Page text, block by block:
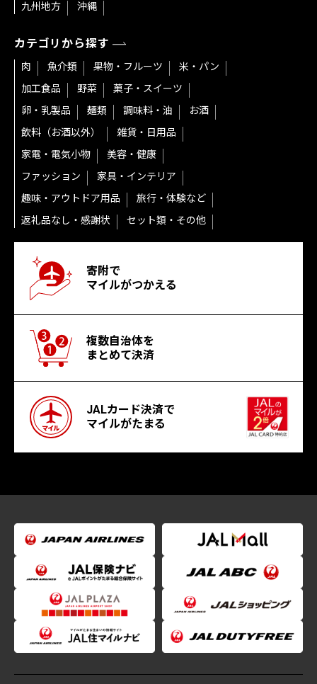
九州地方
沖縄
カテゴリから探す
肉 魚介類 果物・フルーツ
米・パン
加工食品
野菜
菓子・スイーツ
卵・乳製品
麺類 調味料・油
お酒
飲料（お酒以外）
雑貨・日用品
家電・電気小物
美容・健康
ファッション
家具・インテリア
趣味・アウトドア用品
旅行・体験など
返礼品なし・感謝状
セット類・その他
寄附で
マイルがつかえる
複数自治体を
まとめて決済
JALカード決済で
マイルがたまる